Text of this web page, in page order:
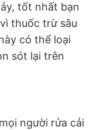
tốt nhất bạn
thuốc trừ sâu
có thể loại
sót lại trên
người rửa cải